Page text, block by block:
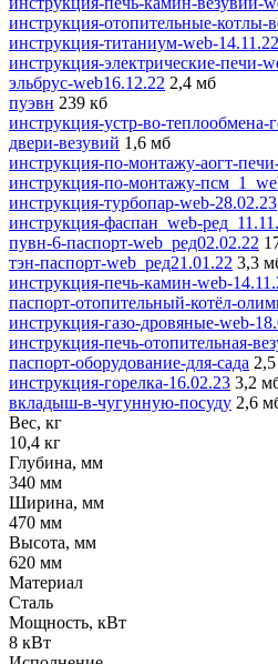
инструкция-отопительные-котлы-
инструкция-титаниум-web-14.11.22
инструкция-электрические-печи-
эльбруc-web16.12.22 2,4 мб
пуэвн 239 кб
инструкция-устр-во-теплообмена-
двери-везувий 1,6 мб
инструкция-по-монтажу-аогт-
инструкция-по-монтажу-
инструкция-турбопар-web-28.02.23
инструкция-фаспан_web-
пувн-6-паспорт-web_ред02.02.22
тэн-паспорт-web_ред21.01.22 3,3
инструкция-печь-камин-web-
паспорт-отопительный-котёл-
инструкция-газо-дровяные-web-
инструкция-печь-отопительная-
паспорт-оборудование-для-сада
инструкция-горелка-16.02.23 3,2
вкладыш-в-чугунную-посуду 2,6
Вес, кг
10,4 кг
Глубина, мм
340 мм
Ширина, мм
470 мм
Высота, мм
620 мм
Материал
Сталь
Мощность, кВт
8 кВт